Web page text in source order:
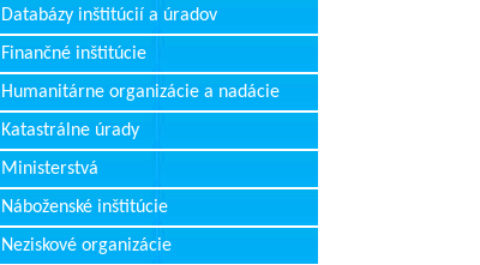
Databázy inštitúcií a úradov
Finančné inštitúcie
Humanitárne organizácie a nadácie
Katastrálne úrady
Ministerstvá
Náboženské inštitúcie
Neziskové organizácie